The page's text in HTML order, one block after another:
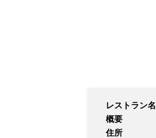
レストラン名
概要
住所